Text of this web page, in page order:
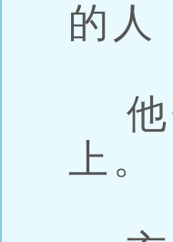
的人
他
上。